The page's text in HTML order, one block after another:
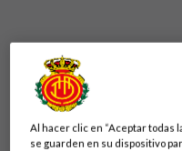
Al hacer clic en “Aceptar todas
se guarden en su dispositivo